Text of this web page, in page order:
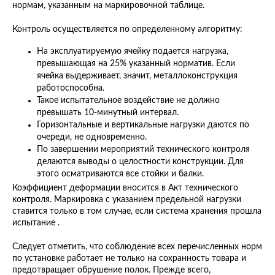
нормам, указанным на маркировочной таблице.
Контроль осуществляется по определенному алгоритму:
На эксплуатируемую ячейку подается нагрузка,
превышающая на 25% указанный норматив. Если
ячейка выдерживает, значит, металлоконструкция
работоспособна.
Такое испытательное воздействие не должно
превышать 10-минутный интервал.
Горизонтальные и вертикальные нагрузки даются по
очереди, не одновременно.
По завершении мероприятий технического контроля
делаются выводы о целостности конструкции. Для
этого осматриваются все стойки и балки.
Коэффициент деформации вносится в Акт технического
контроля. Маркировка с указанием предельной нагрузки
ставится только в том случае, если система хранения прошла
испытание .
Следует отметить, что соблюдение всех перечисленных норм
по установке работает не только на сохранность товара и
предотвращает обрушение полок. Прежде всего,